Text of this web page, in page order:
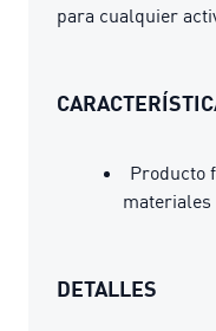
para cualquier
Producto
DETALLES